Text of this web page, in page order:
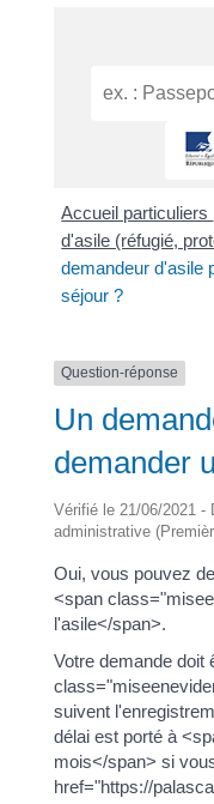
Accueil particuliers
d'asile (réfugié,
demandeur d'asile
séjour ?
Question-réponse
Un
demander
Vérifié le 21/06/2021 -
administrative
Oui, vous pouvez
<span
l'asile</span>.
Votre demande doit
suivent
délai est porté à
mois</span> si
href="https://